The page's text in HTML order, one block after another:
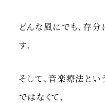
どんな風にでも、存
す。
そして、音楽療法とい
ではなくて、